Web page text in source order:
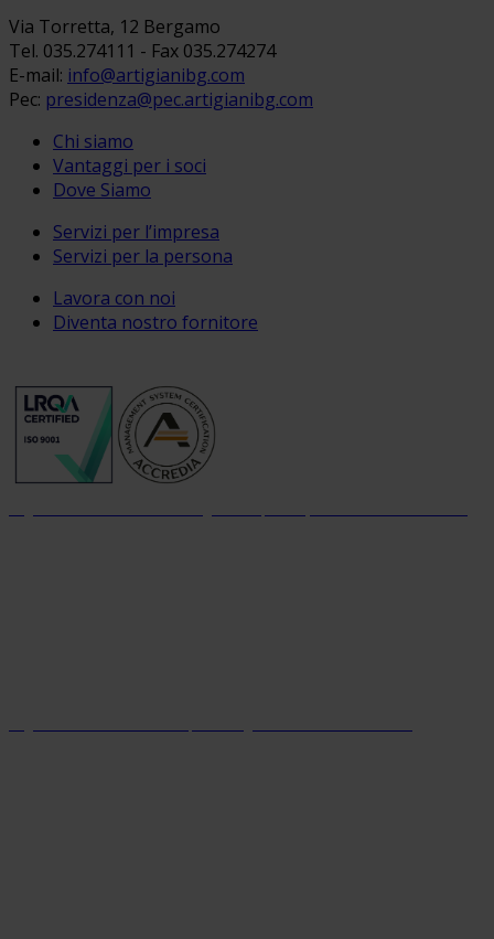
Via Torretta, 12 Bergamo
Tel. 035.274111 - Fax 035.274274
E-mail: info@artigianibg.com
Pec: presidenza@pec.artigianibg.com
Chi siamo
Vantaggi per i soci
Dove Siamo
Servizi per l’impresa
Servizi per la persona
Lavora con noi
Diventa nostro fornitore